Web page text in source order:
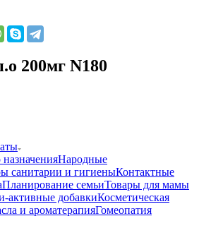
200мг N180
Народные
санитарии и гигиеныКонтактные
Планирование семьиТовары для мамы
активные добавкиКосметическая
и ароматерапияГомеопатия